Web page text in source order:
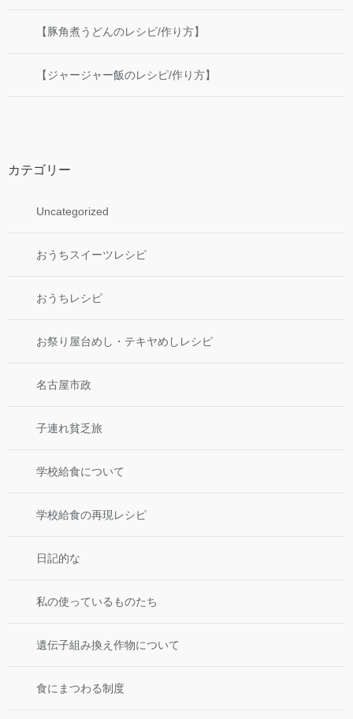
【豚角煮うどんのレシピ/作り方】
【ジャージャー飯のレシピ/作り方】
カテゴリー
Uncategorized
おうちスイーツレシピ
おうちレシピ
お祭り屋台めし・テキヤめしレシピ
名古屋市政
子連れ貧乏旅
学校給食について
学校給食の再現レシピ
日記的な
私の使っているものたち
遺伝子組み換え作物について
食にまつわる制度